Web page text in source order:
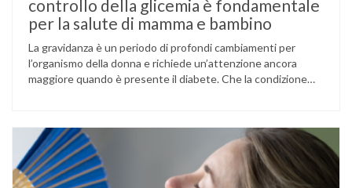
controllo della glicemia è fondamentale
per la salute di mamma e bambino
La gravidanza è un periodo di profondi cambiamenti per
l’organismo della donna e richiede un’attenzione ancora
maggiore quando è presente il diabete. Che la condizione
volta durante la gestazione (diabete gestazionale),
mantenere …